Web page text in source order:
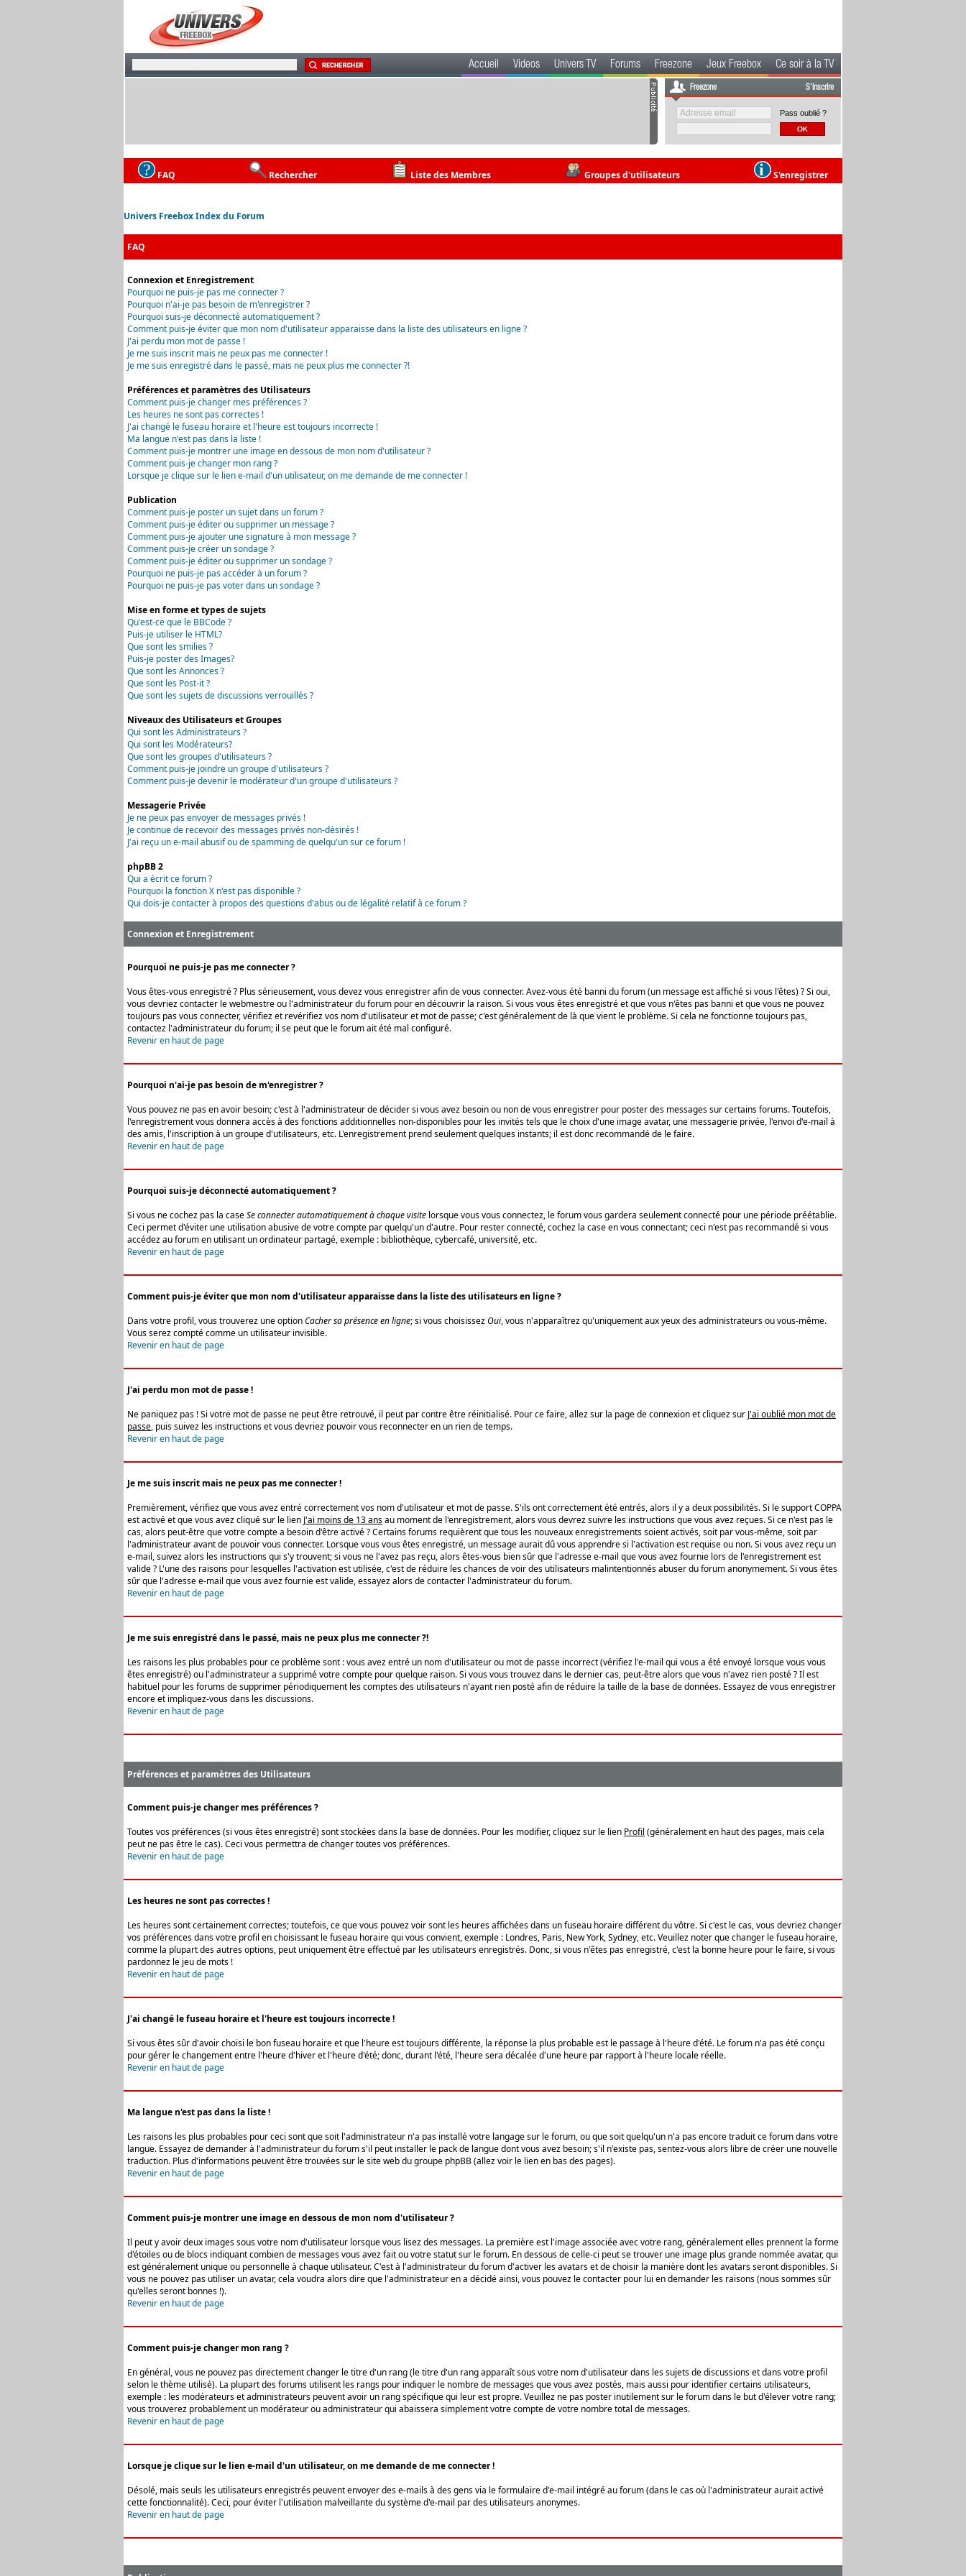
Accueil Videos Univers TV Forums Freezone Jeux Freebox Ce soir à la TV
Freezone S'inscrire
Pass oublié ?
FAQ Rechercher Liste des Membres Groupes d'utilisateurs S'enregistrer
Univers Freebox Index du Forum
FAQ
Connexion et Enregistrement
Pourquoi ne puis-je pas me connecter ?
Pourquoi n'ai-je pas besoin de m'enregistrer ?
Pourquoi suis-je déconnecté automatiquement ?
Comment puis-je éviter que mon nom d'utilisateur apparaisse dans la liste des utilisateurs en ligne ?
J'ai perdu mon mot de passe !
Je me suis inscrit mais ne peux pas me connecter !
Je me suis enregistré dans le passé, mais ne peux plus me connecter ?!
Préférences et paramètres des Utilisateurs
Comment puis-je changer mes préférences ?
Les heures ne sont pas correctes !
J'ai changé le fuseau horaire et l'heure est toujours incorrecte !
Ma langue n'est pas dans la liste !
Comment puis-je montrer une image en dessous de mon nom d'utilisateur ?
Comment puis-je changer mon rang ?
Lorsque je clique sur le lien e-mail d'un utilisateur, on me demande de me connecter !
Publication
Comment puis-je poster un sujet dans un forum ?
Comment puis-je éditer ou supprimer un message ?
Comment puis-je ajouter une signature à mon message ?
Comment puis-je créer un sondage ?
Comment puis-je éditer ou supprimer un sondage ?
Pourquoi ne puis-je pas accéder à un forum ?
Pourquoi ne puis-je pas voter dans un sondage ?
Mise en forme et types de sujets
Qu'est-ce que le BBCode ?
Puis-je utiliser le HTML?
Que sont les smilies ?
Puis-je poster des Images?
Que sont les Annonces ?
Que sont les Post-it ?
Que sont les sujets de discussions verrouillés ?
Niveaux des Utilisateurs et Groupes
Qui sont les Administrateurs ?
Qui sont les Modérateurs?
Que sont les groupes d'utilisateurs ?
Comment puis-je joindre un groupe d'utilisateurs ?
Comment puis-je devenir le modérateur d'un groupe d'utilisateurs ?
Messagerie Privée
Je ne peux pas envoyer de messages privés !
Je continue de recevoir des messages privés non-désirés !
J'ai reçu un e-mail abusif ou de spamming de quelqu'un sur ce forum !
phpBB 2
Qui a écrit ce forum ?
Pourquoi la fonction X n'est pas disponible ?
Qui dois-je contacter à propos des questions d'abus ou de légalité relatif à ce forum ?
Connexion et Enregistrement
Pourquoi ne puis-je pas me connecter ?
Vous êtes-vous enregistré ? Plus sérieusement, vous devez vous enregistrer afin de vous connecter. Avez-vous été banni du forum (un message est affiché si vous l'êtes) ? Si oui,
vous devriez contacter le webmestre ou l'administrateur du forum pour en découvrir la raison. Si vous vous êtes enregistré et que vous n'êtes pas banni et que vous ne pouvez
toujours pas vous connecter, vérifiez et revérifiez vos nom d'utilisateur et mot de passe; c'est généralement de là que vient le problème. Si cela ne fonctionne toujours pas,
contactez l'administrateur du forum; il se peut que le forum ait été mal configuré.
Revenir en haut de page
Pourquoi n'ai-je pas besoin de m'enregistrer ?
Vous pouvez ne pas en avoir besoin; c'est à l'administrateur de décider si vous avez besoin ou non de vous enregistrer pour poster des messages sur certains forums. Toutefois,
l'enregistrement vous donnera accès à des fonctions additionnelles non-disponibles pour les invités tels que le choix d'une image avatar, une messagerie privée, l'envoi d'e-mail à
des amis, l'inscription à un groupe d'utilisateurs, etc. L'enregistrement prend seulement quelques instants; il est donc recommandé de le faire.
Revenir en haut de page
Pourquoi suis-je déconnecté automatiquement ?
Si vous ne cochez pas la caseSe connecter automatiquement à chaque visite lorsque vous vous connectez, le forum vous gardera seulement connecté pour une période préétablie.
Ceci permet d'éviter une utilisation abusive de votre compte par quelqu'un d'autre. Pour rester connecté, cochez la case en vous connectant; ceci n'est pas recommandé si vous
accédez au forum en utilisant un ordinateur partagé, exemple : bibliothèque, cybercafé, université, etc.
Revenir en haut de page
Comment puis-je éviter que mon nom d'utilisateur apparaisse dans la liste des utilisateurs en ligne ?
Dans votre profil, vous trouverez une optionCacher sa présence en ligne; si vous choisissezOui, vous n'apparaîtrez qu'uniquement aux yeux des administrateurs ou vous-même.
Vous serez compté comme un utilisateur invisible.
Revenir en haut de page
J'ai perdu mon mot de passe !
Ne paniquez pas ! Si votre mot de passe ne peut être retrouvé, il peut par contre être réinitialisé. Pour ce faire, allez sur la page de connexion et cliquez sur J'ai oublié mon mot de
passe, puis suivez les instructions et vous devriez pouvoir vous reconnecter en un rien de temps.
Revenir en haut de page
Je me suis inscrit mais ne peux pas me connecter !
Premièrement, vérifiez que vous avez entré correctement vos nom d'utilisateur et mot de passe. S'ils ont correctement été entrés, alors il y a deux possibilités. Si le support COPPA
est activé et que vous avez cliqué sur le lien J'ai moins de 13 ansau moment de l'enregistrement, alors vous devrez suivre les instructions que vous avez reçues. Si ce n'est pas le
cas, alors peut-être que votre compte a besoin d'être activé ? Certains forums requièrent que tous les nouveaux enregistrements soient activés, soit par vous-même, soit par
l'administrateur avant de pouvoir vous connecter. Lorsque vous vous êtes enregistré, un message aurait dû vous apprendre si l'activation est requise ou non. Si vous avez reçu un
e-mail, suivez alors les instructions qui s'y trouvent; si vous ne l'avez pas reçu, alors êtes-vous bien sûr que l'adresse e-mail que vous avez fournie lors de l'enregistrement est
valide ? L'une des raisons pour lesquelles l'activation est utilisée, c'est de réduire les chances de voir des utilisateurs malintentionnés abuser du forum anonymement. Si vous êtes
sûr que l'adresse e-mail que vous avez fournie est valide, essayez alors de contacter l'administrateur du forum.
Revenir en haut de page
Je me suis enregistré dans le passé, mais ne peux plus me connecter ?!
Les raisons les plus probables pour ce problème sont : vous avez entré un nom d'utilisateur ou mot de passe incorrect (vérifiez l'e-mail qui vous a été envoyé lorsque vous vous
êtes enregistré) ou l'administrateur a supprimé votre compte pour quelque raison. Si vous vous trouvez dans le dernier cas, peut-être alors que vous n'avez rien posté ? Il est
habituel pour les forums de supprimer périodiquement les comptes des utilisateurs n'ayant rien posté afin de réduire la taille de la base de données. Essayez de vous enregistrer
encore et impliquez-vous dans les discussions.
Revenir en haut de page
Préférences et paramètres des Utilisateurs
Comment puis-je changer mes préférences ?
Toutes vos préférences (si vous êtes enregistré) sont stockées dans la base de données. Pour les modifier, cliquez sur le lien Profil (généralement en haut des pages, mais cela
peut ne pas être le cas). Ceci vous permettra de changer toutes vos préférences.
Revenir en haut de page
Les heures ne sont pas correctes !
Les heures sont certainement correctes; toutefois, ce que vous pouvez voir sont les heures affichées dans un fuseau horaire différent du vôtre. Si c'est le cas, vous devriez changer
vos préférences dans votre profil en choisissant le fuseau horaire qui vous convient, exemple : Londres, Paris, New York, Sydney, etc. Veuillez noter que changer le fuseau horaire,
comme la plupart des autres options, peut uniquement être effectué par les utilisateurs enregistrés. Donc, si vous n'êtes pas enregistré, c'est la bonne heure pour le faire, si vous
pardonnez le jeu de mots !
Revenir en haut de page
J'ai changé le fuseau horaire et l'heure est toujours incorrecte !
Si vous êtes sûr d'avoir choisi le bon fuseau horaire et que l'heure est toujours différente, la réponse la plus probable est le passage à l'heure d'été. Le forum n'a pas été conçu
pour gérer le changement entre l'heure d'hiver et l'heure d'été; donc, durant l'été, l'heure sera décalée d'une heure par rapport à l'heure locale réelle.
Revenir en haut de page
Ma langue n'est pas dans la liste !
Les raisons les plus probables pour ceci sont que soit l'administrateur n'a pas installé votre langage sur le forum, ou que soit quelqu'un n'a pas encore traduit ce forum dans votre
langue. Essayez de demander à l'administrateur du forum s'il peut installer le pack de langue dont vous avez besoin; s'il n'existe pas, sentez-vous alors libre de créer une nouvelle
traduction. Plus d'informations peuvent être trouvées sur le site web du groupe phpBB (allez voir le lien en bas des pages).
Revenir en haut de page
Comment puis-je montrer une image en dessous de mon nom d'utilisateur ?
Il peut y avoir deux images sous votre nom d'utilisateur lorsque vous lisez des messages. La première est l'image associée avec votre rang, généralement elles prennent la forme
d'étoiles ou de blocs indiquant combien de messages vous avez fait ou votre statut sur le forum. En dessous de celle-ci peut se trouver une image plus grande nommée avatar, qui
est généralement unique ou personnelle à chaque utilisateur. C'est à l'administrateur du forum d'activer les avatars et de choisir la manière dont les avatars seront disponibles. Si
vous ne pouvez pas utiliser un avatar, cela voudra alors dire que l'administrateur en a décidé ainsi, vous pouvez le contacter pour lui en demander les raisons (nous sommes sûr
qu'elles seront bonnes !).
Revenir en haut de page
Comment puis-je changer mon rang ?
En général, vous ne pouvez pas directement changer le titre d'un rang (le titre d'un rang apparaît sous votre nom d'utilisateur dans les sujets de discussions et dans votre profil
selon le thème utilisé). La plupart des forums utilisent les rangs pour indiquer le nombre de messages que vous avez postés, mais aussi pour identifier certains utilisateurs,
exemple : les modérateurs et administrateurs peuvent avoir un rang spécifique qui leur est propre. Veuillez ne pas poster inutilement sur le forum dans le but d'élever votre rang;
vous trouverez probablement un modérateur ou administrateur qui abaissera simplement votre compte de votre nombre total de messages.
Revenir en haut de page
Lorsque je clique sur le lien e-mail d'un utilisateur, on me demande de me connecter !
Désolé, mais seuls les utilisateurs enregistrés peuvent envoyer des e-mails à des gens via le formulaire d'e-mail intégré au forum (dans le cas où l'administrateur aurait activé
cette fonctionnalité). Ceci, pour éviter l'utilisation malveillante du système d'e-mail par des utilisateurs anonymes.
Revenir en haut de page